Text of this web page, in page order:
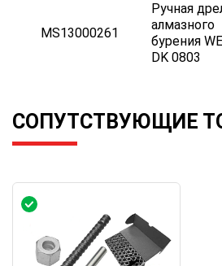
MS13000261
Ручная
алмазного
бурения
DK 0803
СОПУТСТВУЮЩИЕ